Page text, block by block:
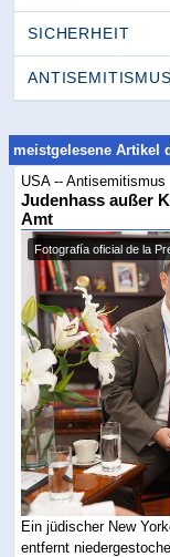
SICHERHEIT
ANTISEMITISMUS
meistgelesene Artikel
USA -- Antisemitismus
Judenhass außer
Amt
Fotografía oficial de la
Ein jüdischer New
entfernt